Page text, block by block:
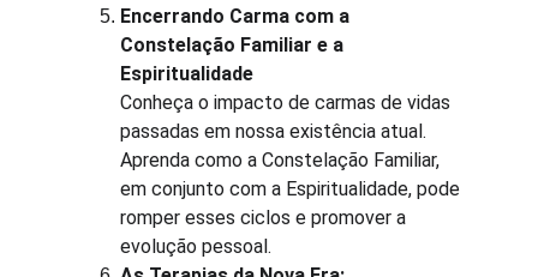
Encerrando Carma com a
Constelação Familiar e a
Espiritualidade
Conheça o impacto de carmas de vidas
passadas em nossa existência atual.
Aprenda como a Constelação Familiar,
em conjunto com a Espiritualidade, pode
romper esses ciclos e promover a
evolução pessoal.